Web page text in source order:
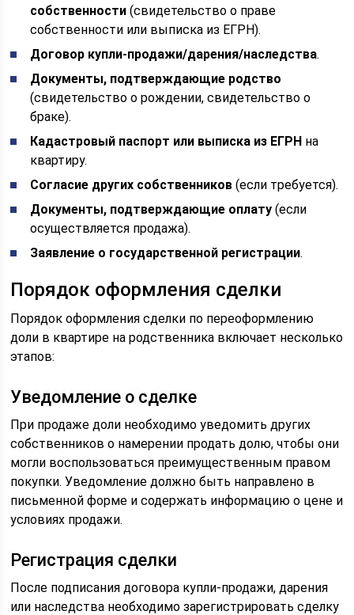
собственности (свидетельство о праве
собственности или выписка из ЕГРН).
Договор купли-продажи/дарения/наследства.
Документы, подтверждающие родство
(свидетельство о рождении, свидетельство о
браке).
Кадастровый паспорт или выписка из ЕГРН на
квартиру.
Согласие других собственников (если требуется).
Документы, подтверждающие оплату (если
осуществляется продажа).
Заявление о государственной регистрации.
Порядок оформления сделки
Порядок оформления сделки по переоформлению
доли в квартире на родственника включает несколько
этапов:
Уведомление о сделке
При продаже доли необходимо уведомить других
собственников о намерении продать долю, чтобы они
могли воспользоваться преимущественным правом
покупки. Уведомление должно быть направлено в
письменной форме и содержать информацию о цене и
условиях продажи.
Регистрация сделки
После подписания договора купли-продажи, дарения
или наследства необходимо зарегистрировать сделку